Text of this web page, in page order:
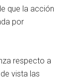
que la acción
por
respecto a
vista las